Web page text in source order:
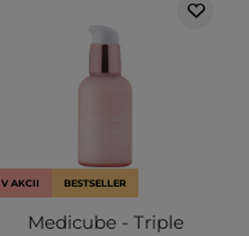
V AKCII BESTSELLER
Medicube - Triple